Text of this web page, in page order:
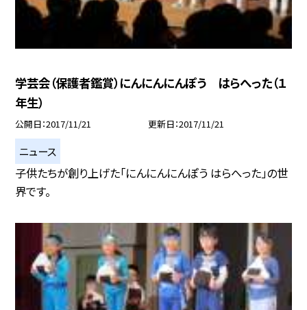
学芸会（保護者鑑賞）にんにんにんぽう はらへった（１
年生）
公開日 2017/11/21 更新日 2017/11/21
ニュース
子供たちが創り上げた「にんにんにんぽう はらへった」の世
界です。